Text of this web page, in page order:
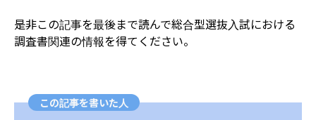
是非この記事を最後まで読んで総合型選抜入試における
調査書関連の情報を得てください。
この記事を書いた人